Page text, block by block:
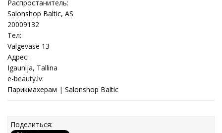
Распростанитель:
Salonshop Baltic, AS
20009132
Тел:
Valgevase 13
Адрес:
Igaunija, Tallina
e-beauty.lv:
Парикмахерам | Salonshop Baltic
Поделиться: